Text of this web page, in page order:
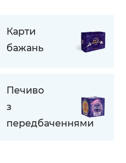
Карти
бажань
Печиво
з
передбаченнями